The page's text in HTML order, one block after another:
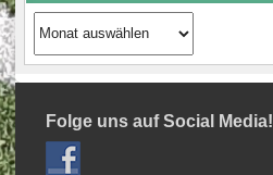
Archiv
Beiträge
Folge uns auf Social Media!